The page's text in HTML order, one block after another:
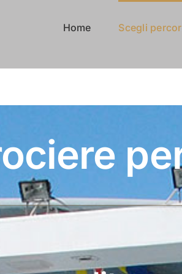
Home Scegli